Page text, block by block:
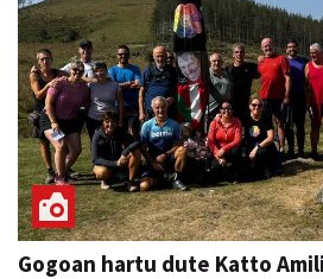
Gogoan hartu dute Katto